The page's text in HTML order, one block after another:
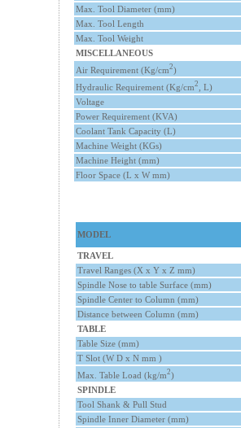
Max. Tool Diameter (mm)
Max. Tool Length
Max. Tool Weight
MISCELLANEOUS
Air Requirement (Kg/cm2)
Hydraulic Requirement (Kg/cm2 , L)
Voltage
Power Requirement (KVA)
Coolant Tank Capacity (L)
Machine Weight (KGs)
Machine Height (mm)
Floor Space (L x W mm)
MODEL
TRAVEL
Travel Ranges (X x Y x Z mm)
Spindle Nose to table Surface (mm)
Spindle Center to Column (mm)
Distance between Column (mm)
TABLE
Table Size (mm)
T Slot (W D x N mm )
Max. Table Load (kg/m2)
SPINDLE
Tool Shank & Pull Stud
Spindle Inner Diameter (mm)